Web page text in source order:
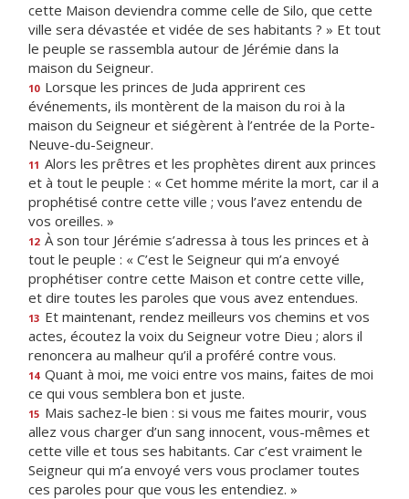
cette Maison deviendra comme celle de Silo, que cette
ville sera dévastée et vidée de ses habitants ? » Et tout
le peuple se rassembla autour de Jérémie dans la
maison du Seigneur.
10 Lorsque les princes de Juda apprirent ces
événements, ils montèrent de la maison du roi à la
maison du Seigneur et siégèrent à l’entrée de la Porte-
Neuve-du-Seigneur.
11 Alors les prêtres et les prophètes dirent aux princes
et à tout le peuple : « Cet homme mérite la mort, car il a
prophétisé contre cette ville ; vous l’avez entendu de
vos oreilles. »
12 À son tour Jérémie s’adressa à tous les princes et à
tout le peuple : « C’est le Seigneur qui m’a envoyé
prophétiser contre cette Maison et contre cette ville,
et dire toutes les paroles que vous avez entendues.
13 Et maintenant, rendez meilleurs vos chemins et vos
actes, écoutez la voix du Seigneur votre Dieu ; alors il
renoncera au malheur qu’il a proféré contre vous.
14 Quant à moi, me voici entre vos mains, faites de moi
ce qui vous semblera bon et juste.
15 Mais sachez-le bien : si vous me faites mourir, vous
allez vous charger d’un sang innocent, vous-mêmes et
cette ville et tous ses habitants. Car c’est vraiment le
Seigneur qui m’a envoyé vers vous proclamer toutes
ces paroles pour que vous les entendiez. »